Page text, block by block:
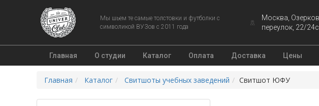
Мы шьем те самые толстовки и футболки с
символикой ВУЗов с 2011 года
Москва,
переулок, 22/
Главная О студии Каталог Оплата Доставка Цены
Главная Каталог Свитшоты учебных заведений Свитшот ЮФУ